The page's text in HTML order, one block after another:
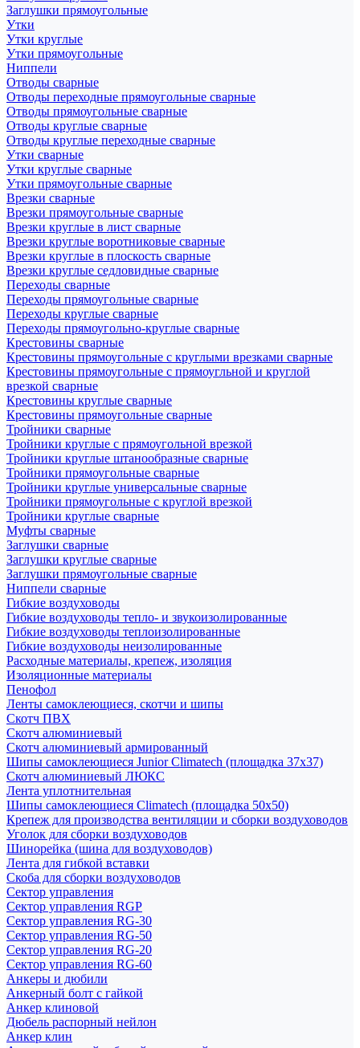
Заглушки прямоугольные
Утки
Утки круглые
Утки прямоугольные
Ниппели
Отводы сварные
Отводы переходные прямоугольные сварные
Отводы прямоугольные сварные
Отводы круглые сварные
Отводы круглые переходные сварные
Утки сварные
Утки круглые сварные
Утки прямоугольные сварные
Врезки сварные
Врезки прямоугольные сварные
Врезки круглые в лист сварные
Врезки круглые воротниковые сварные
Врезки круглые в плоскость сварные
Врезки круглые седловидные сварные
Переходы сварные
Переходы прямоугольные сварные
Переходы круглые сварные
Переходы прямоугольно-круглые сварные
Крестовины сварные
Крестовины прямоугольные с круглыми врезками сварные
Крестовины прямоугольные с прямоугльной и круглой
врезкой сварные
Крестовины круглые сварные
Крестовины прямоугольные сварные
Тройники сварные
Тройники круглые с прямоугольной врезкой
Тройники круглые штанообразные сварные
Тройники прямоугольные сварные
Тройники круглые универсальные сварные
Тройники прямоугольные с круглой врезкой
Тройники круглые сварные
Муфты сварные
Заглушки сварные
Заглушки круглые сварные
Заглушки прямоугольные сварные
Ниппели сварные
Гибкие воздуховоды
Гибкие воздуховоды тепло- и звукоизолированные
Гибкие воздуховоды теплоизолированные
Гибкие воздуховоды неизолированные
Расходные материалы, крепеж, изоляция
Изоляционные материалы
Пенофол
Ленты самоклеющиеся, скотчи и шипы
Скотч ПВХ
Скотч алюминиевый
Скотч алюминиевый армированный
Шипы самоклеющиеся Junior Climatech (площадка 37х37)
Скотч алюминиевый ЛЮКС
Лента уплотнительная
Шипы самоклеющиеся Climatech (площадка 50х50)
Крепеж для производства вентиляции и сборки воздуховодов
Уголок для сборки воздуховодов
Шинорейка (шина для воздуховодов)
Лента для гибкой вставки
Скоба для сборки воздуховодов
Сектор управления
Сектор управления RGP
Сектор управления RG-30
Сектор управления RG-50
Сектор управления RG-20
Сектор управления RG-60
Анкеры и дюбили
Анкерный болт с гайкой
Анкер клиновой
Дюбель распорный нейлон
Анкер клин